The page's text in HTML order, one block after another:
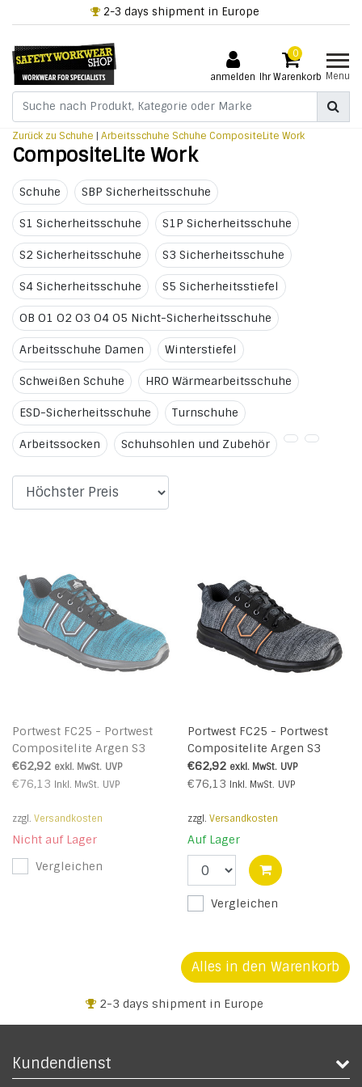
2-3 days shipment in Europe
anmelden
0
Ihr Warenkorb Menu
Zurück zu Schuhe | Arbeitsschuhe Schuhe CompositeLite Work
CompositeLite Work
Schuhe SBP Sicherheitsschuhe
S1 Sicherheitsschuhe S1P Sicherheitsschuhe
S2 Sicherheitsschuhe S3 Sicherheitsschuhe
S4 Sicherheitsschuhe S5 Sicherheitsstiefel
OB O1 O2 O3 O4 O5 Nicht-Sicherheitsschuhe
Arbeitsschuhe Damen Winterstiefel
Schweißen Schuhe HRO Wärmearbeitsschuhe
ESD-Sicherheitsschuhe Turnschuhe
Arbeitssocken Schuhsohlen und Zubehör
Portwest FC25 - Portwest
Compositelite Argen S3
Trainer - Teal - R
€62,92 exkl. MwSt. UVP
€76,13 Inkl. MwSt. UVP
zzgl. Versandkosten
Nicht auf Lager
Vergleichen
Portwest FC25 - Portwest
Compositelite Argen S3
Trainer - Grey - R
€62,92 exkl. MwSt. UVP
€76,13 Inkl. MwSt. UVP
zzgl. Versandkosten
Auf Lager
Vergleichen
Alles in den Warenkorb
2-3 days shipment in Europe
Kundendienst